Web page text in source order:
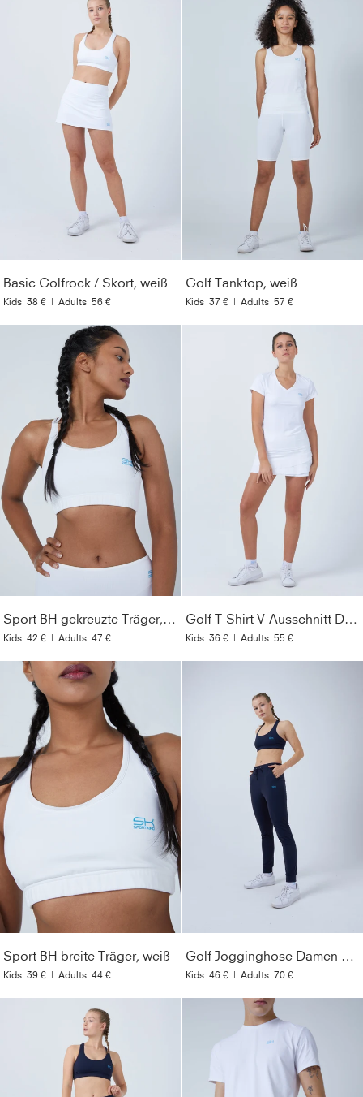
Basic Golfrock / Skort, weiß
Kids 38 € | Adults 56 €
Golf Tanktop, weiß
Kids 37 € | Adults 57 €
Sport BH gekreuzte Träger, weiß
Kids 42 € | Adults 47 €
Golf T-Shirt V-Ausschnitt Damen & Mädchen, weiß
Kids 36 € | Adults 55 €
Sport BH breite Träger, weiß
Kids 39 € | Adults 44 €
Golf Jogginghose Damen & Mädchen, navy blau
Kids 46 € | Adults 70 €